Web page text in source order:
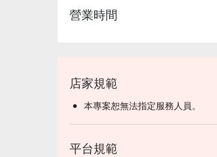
營業時間
店家規範
本專案恕無法指定服務人員。
平台規範